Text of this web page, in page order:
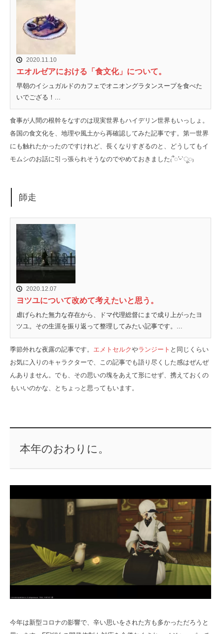
2020.11.10
エオルゼアにおける「食文化」について。
早朝のイシュガルドのカフェでオニオングラタンスープを食べた
いでござる！...
食事が人間の根幹をなすのは現実世界もハイデリン世界もいっしょ。
各国の食文化を、地理や風土から再確認してみた記事です。第一世界
にも触れたかったのですけれど、長くなりすぎるのと、どうしてもイ
モムシのお話に引っ張られそうなのでやめておきました₍՞◌′ᵕ‵ू◌₎
師走
2020.12.07
ヨツユについて改めて考えたいと思う。
虐げられた無力な存在から、ドマ代理総督にまで成り上がったヨ
ツユ。その生涯を振り返って整理してみたい記事です。...
季節外れな夜露の記事です。 エメトセルクやランジート と同じくらい
お気に入りのキャラクターで、この記事でも語り尽くした感はぜんぜ
んありません。でも、その思いの塊をあえて形にせず、携えておくの
もいいのかな、とちょっと思ってもいます。
本年のおわりに。
今年は新型コロナの影響で、辛い思いをされた方も多かっただろうと